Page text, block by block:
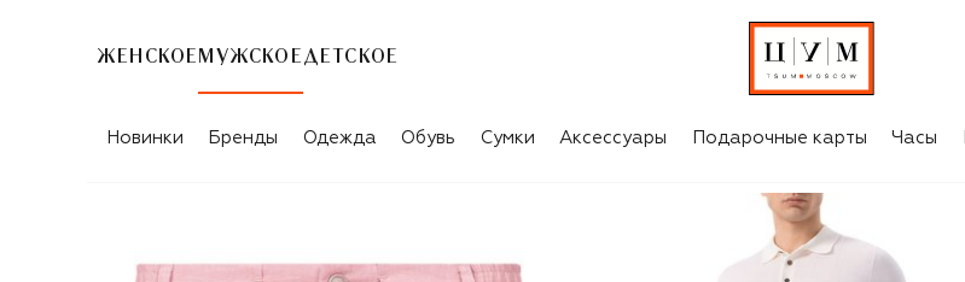
ЖЕНСКОЕ МУЖСКОЕ ДЕТСКОЕ
Новинки Бренды Одежда Обувь Сумки Аксессуары Подарочные карты Часы